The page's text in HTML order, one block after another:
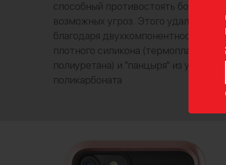
способный противостоять
возможных угроз. Этого удалось
благодаря двухкомпонентности:
плотного силикона
полиуретана) и "панцыря" из
поликарбоната